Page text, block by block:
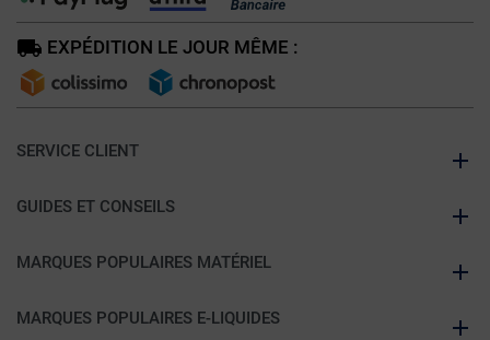
EXPÉDITION LE JOUR MÊME :
SERVICE CLIENT
GUIDES ET CONSEILS
MARQUES POPULAIRES MATÉRIEL
MARQUES POPULAIRES E-LIQUIDES